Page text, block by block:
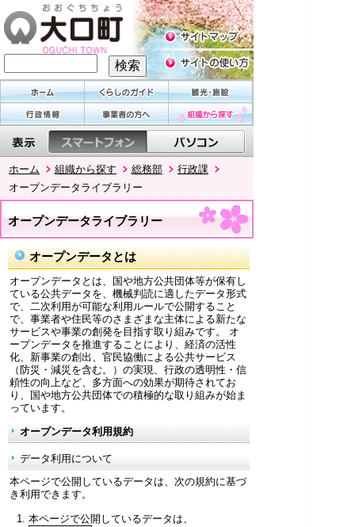
ホーム 組織から探す 総務部
行政課
オープンデータライブラリー
オープンデータライブラリー
オープンデータとは
オープンデータとは、国や地方公共団体等が保有し
ている公共データを、機械判読に適したデータ形式
で、二次利用が可能な利用ルールで公開すること
で、事業者や住民等のさまざまな主体による新たな
サービスや事業の創発を目指す取り組みです。 オ
ープンデータを推進することにより、経済の活性
化、新事業の創出、官民協働による公共サービス
（防災・減災を含む。）の実現、行政の透明性・信
頼性の向上など、多方面への効果が期待されてお
り、国や地方公共団体での積極的な取り組みが始ま
っています。
オープンデータ利用規約
データ利用について
本ページで公開しているデータは、次の規約に基づ
き利用できます。
本ページで公開しているデータは、